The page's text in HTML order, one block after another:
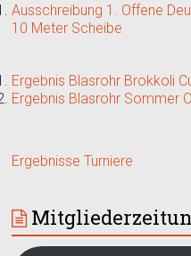
Ausschreibung 1. Offene
10 Meter Scheibe
Ergebnis Blasrohr Brokkoli
Ergebnis Blasrohr Sommer
Ergebnisse Turniere